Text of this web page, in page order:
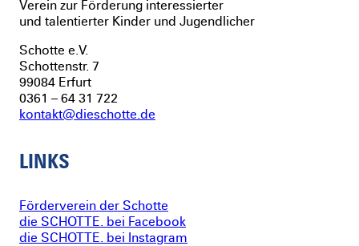
Verein zur Förderung interessierter
und talentierter Kinder und Jugendlicher
Schotte e.V.
Schottenstr. 7
99084 Erfurt
0361 – 64 31 722
kontakt@dieschotte.de
LINKS
Förderverein der Schotte
die SCHOTTE. bei Facebook
die SCHOTTE. bei Instagram